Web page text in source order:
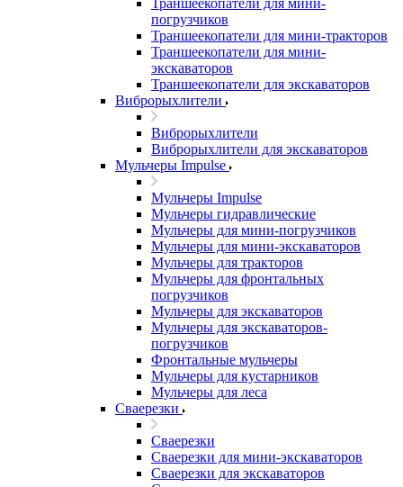
Траншеекопатели для мини-
погрузчиков
Траншеекопатели для мини-тракторов
Траншеекопатели для мини-
экскаваторов
Траншеекопатели для экскаваторов
Виброрыхлители
Виброрыхлители
Виброрыхлители для экскаваторов
Мульчеры Impulse
Мульчеры Impulse
Мульчеры гидравлические
Мульчеры для мини-погрузчиков
Мульчеры для мини-экскаваторов
Мульчеры для тракторов
Мульчеры для фронтальных
погрузчиков
Мульчеры для экскаваторов
Мульчеры для экскаваторов-
погрузчиков
Фронтальные мульчеры
Мульчеры для кустарников
Мульчеры для леса
Сваерезки
Сваерезки
Сваерезки для мини-экскаваторов
Сваерезки для экскаваторов